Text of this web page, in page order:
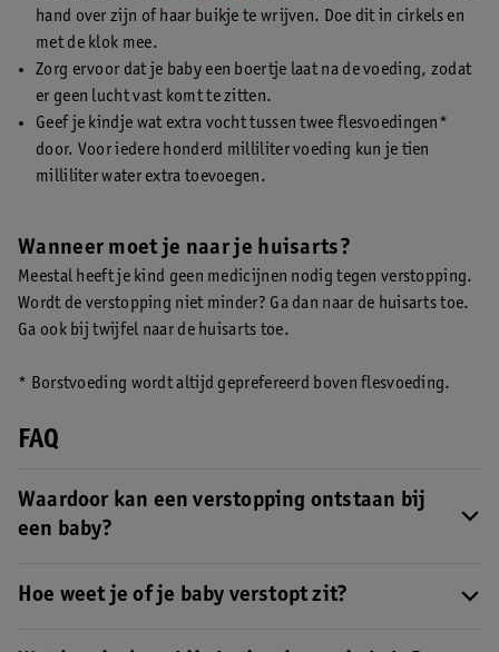
hand over zijn of haar buikje te wrijven. Doe dit in cirkels en
met de klok mee.
Zorg ervoor dat je baby een boertje laat na de voeding, zodat
er geen lucht vast komt te zitten.
Geef je kindje wat extra vocht tussen twee flesvoedingen*
door. Voor iedere honderd milliliter voeding kun je tien
milliliter water extra toevoegen.
Wanneer moet je naar je huisarts?
Meestal heeft je kind geen medicijnen nodig tegen verstopping.
Wordt de verstopping niet minder? Ga dan naar de huisarts toe.
Ga ook bij twijfel naar de huisarts toe.
* Borstvoeding wordt altijd geprefereerd boven flesvoeding.
FAQ
Waardoor kan een verstopping ontstaan bij
een baby?
eerst borstvoedingkreeg, maar nu is overgestapt op
of te weinig water in de flesvoeding van je baby hebt gedaan.
Hoe weet je of je baby verstopt zit?